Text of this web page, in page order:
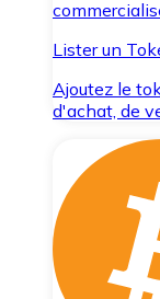
Lister un
Ajoutez le
d'achat, de